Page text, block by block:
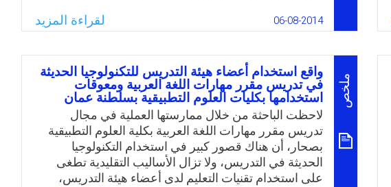
في مجالات تقنيات المعلومات والاتصال وما يدعمها من
تقنيات أخرى، فقد أصبح لزامًا على عضو هيئة التدريس أن
يطوّر من إمكاناته ومهاراته في هذا المجال ليتوافق مع
متطلبات وأدوات العصر. ويمكن صياغة المشكلة في
التساؤل: ما هي الممارسات المهنية لإعداد وتنمية أعضاء
هيئة التدريس في جامعة الإمام محمد بن سعود الإسلامية؟
WhatsApp
Facebook
Twitter
Email
06-08-2014 لقراءة المزيد
ملخص
واقع استخدام أعضاء هيئة التدريس للتكنولوجيا الحديثة
في تدريس مقرر مهارات اللغة العربية ومعوقات
استخدامها بكليات العلوم التطبيقية بسلطنة عمان
لاحظت الباحثة من خلال ممارستها العملية في مجال
تدريس مقرر مهارات اللغة العربية بكلية العلوم التطبيقية
بصحار، أن هناك قصور كبير في استخدام التكنولوجيا
الحديثة في التدريس، ولا تزال الأساليب التقليدية تطغى
على استخدام تقنيات التعليم لدى أعضاء هيئة التدريس،